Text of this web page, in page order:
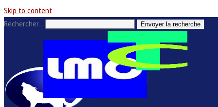
Skip to content
Rechercher…
Envoyer la recherche